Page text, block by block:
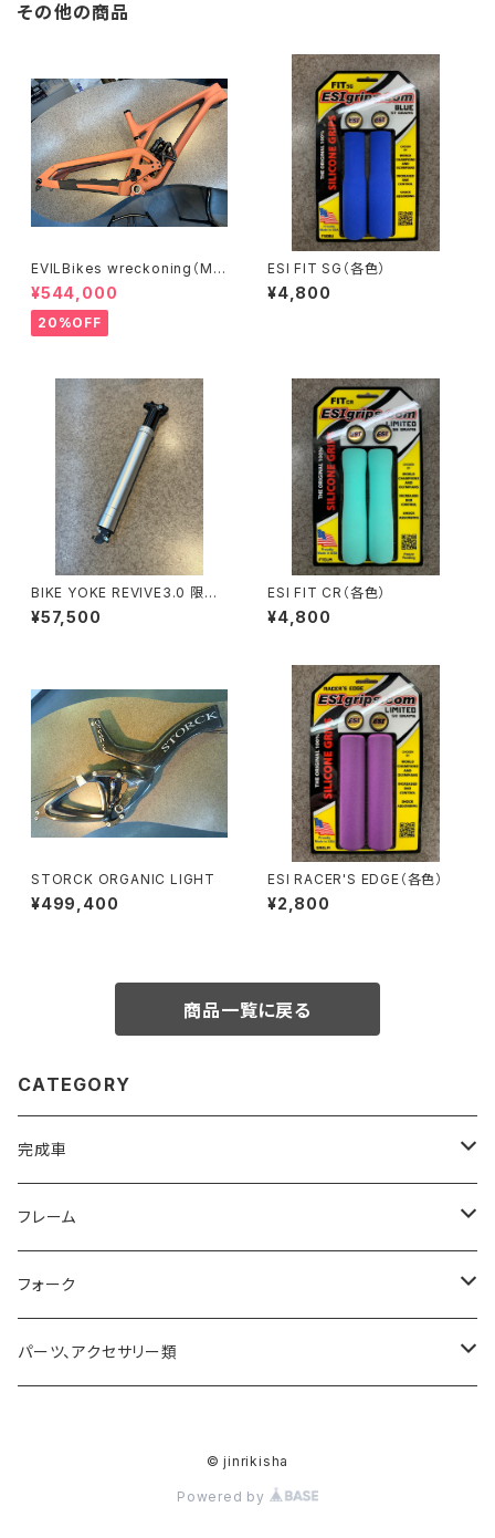
その他の商品
EVILBikes wreckoning（Mサ
イズ）
¥544,000
20%OFF
ESI FIT SG（各色）
¥4,800
BIKE YOKE REVIVE3.0 限定
シルバー
¥57,500
ESI FIT CR（各色）
¥4,800
STORCK ORGANIC LIGHT
¥499,400
ESI RACER'S EDGE（各色）
¥2,800
商品一覧に戻る
CATEGORY
完成車
ROAD
MTB
MTB完成車特別価格品
フレーム
ROADフレーム
ROADフレーム 特別価格品
フォーク
サスペンション
パーツ、アクセサリー類
© jinrikisha
Powered by